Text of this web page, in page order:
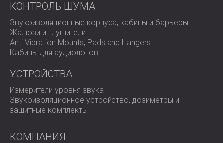
КОНТРОЛЬ ШУМА
Звукоизоляционные корпуса, кабины и барьеры
Жалюзи и глушители
Anti Vibration Mounts, Pads and Hangers
Кабины для аудиологов
УСТРОЙСТВА
Измерители уровня звука
Звукоизоляционное устройство, дозиметры и
защитные комплекты
КОМПАНИЯ